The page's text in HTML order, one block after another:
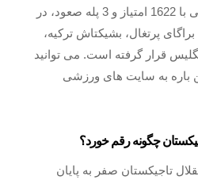
تیم پرسپولیس در رده بندی جهانی با 1622 امتیاز و 3 پله صعود، در
براگای پرتغال، بشیکتاش ترکیه،
قرار گرفته است. می توانید
باره به سایت های ورزشی
چگونه رقم خورد؟
پرسپولیس 1 – استقلال تاجیکستان صفر به پایان